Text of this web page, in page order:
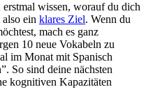
wissen, worauf du dich
ein klares Ziel. Wenn du
mach es ganz
10 neue Vokabeln zu
im Monat mit Spanisch
So sind deine nächsten
kognitiven Kapazitäten